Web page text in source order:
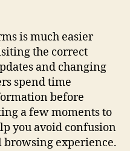
is much easier
the correct
and changing
spend time
before
a few moments to
you avoid confusion
experience.